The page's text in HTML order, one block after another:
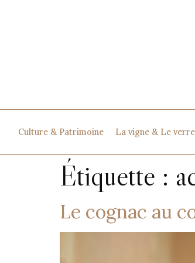
Culture & Patrimoine La vigne & Le verre
Étiquette :
Le cognac au